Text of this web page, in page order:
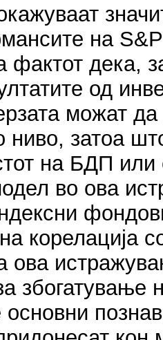
на S&P
фактот дека,
од
можат
ниво, затоа
на БДП или
во ова
корелација
ова
збогатување
основни